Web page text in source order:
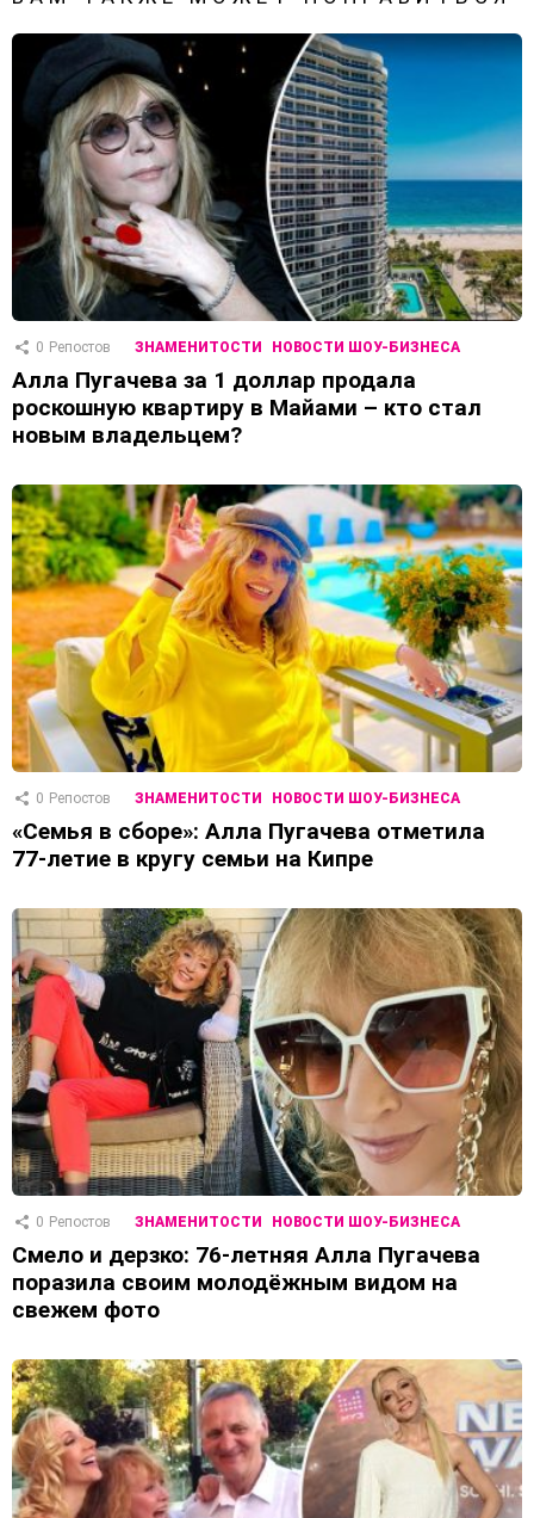
0 Репостов ЗНАМЕНИТОСТИ НОВОСТИ ШОУ-БИЗНЕСА
Алла Пугачева за 1 доллар продала
роскошную квартиру в Майами – кто стал
новым владельцем?
0 Репостов ЗНАМЕНИТОСТИ НОВОСТИ ШОУ-БИЗНЕСА
«Семья в сборе»: Алла Пугачева отметила
77-летие в кругу семьи на Кипре
0 Репостов ЗНАМЕНИТОСТИ НОВОСТИ ШОУ-БИЗНЕСА
Смело и дерзко: 76-летняя Алла Пугачева
поразила своим молодёжным видом на
свежем фото